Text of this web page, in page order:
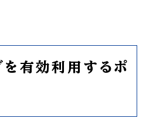
を有効利用するポ